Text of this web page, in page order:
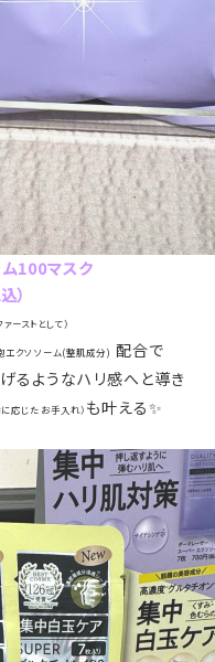
100マスク
）
ーストとして）
エクソソーム(整肌成分) 配合で
るようなハリ感へと導き
応じたお手入れ） も叶える✨